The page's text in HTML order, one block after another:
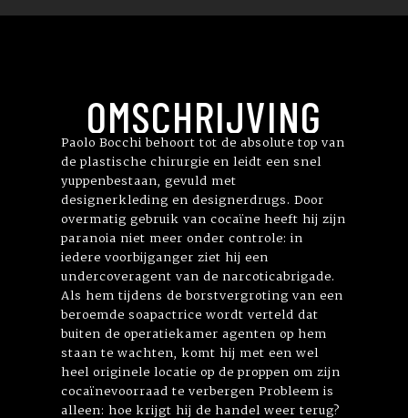
OMSCHRIJVING
Paolo Bocchi behoort tot de absolute top van
de plastische chirurgie en leidt een snel
yuppenbestaan, gevuld met
designerkleding en designerdrugs. Door
overmatig gebruik van cocaïne heeft hij zijn
paranoia niet meer onder controle: in
iedere voorbijganger ziet hij een
undercoveragent van de narcoticabrigade.
Als hem tijdens de borstvergroting van een
beroemde soapactrice wordt verteld dat
buiten de operatiekamer agenten op hem
staan te wachten, komt hij met een wel
heel originele locatie op de proppen om zijn
cocaïnevoorraad te verbergen Probleem is
alleen: hoe krijgt hij de handel weer terug?